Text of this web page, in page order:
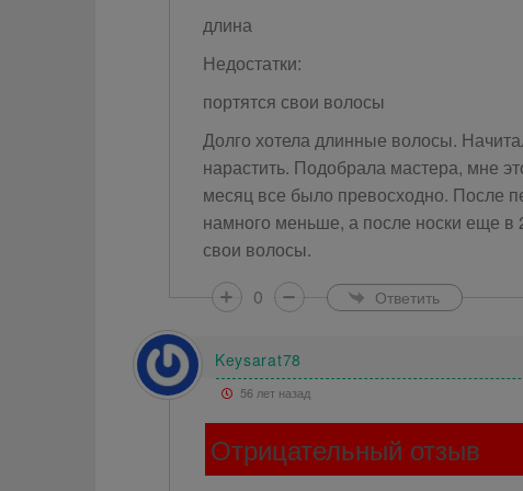
длина
Недостатки:
портятся свои волосы
Долго хотела длинные волосы.
нарастить. Подобрала мастера, мне
месяц все было превосходно. После
намного меньше, а после носки еще в
свои волосы.
0
Ответить
Keysarat78
56 лет назад
Отрицательный отзыв